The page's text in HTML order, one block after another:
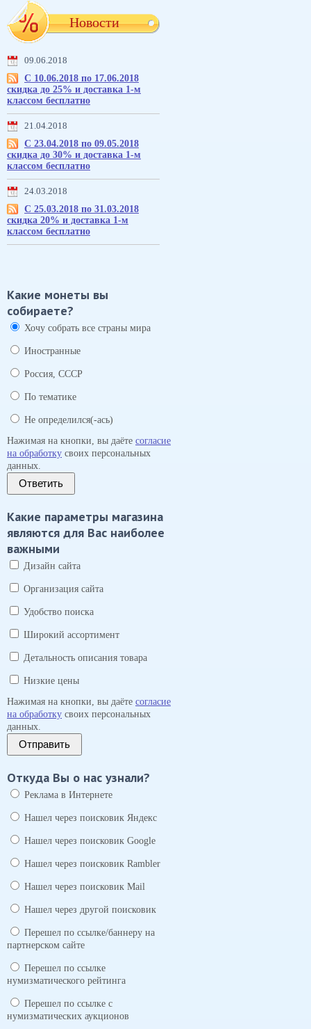
Новости
09.06.2018
С 10.06.2018 по 17.06.2018
скидка до 25% и доставка 1-м
классом бесплатно
21.04.2018
С 23.04.2018 по 09.05.2018
скидка до 30% и доставка 1-м
классом бесплатно
24.03.2018
С 25.03.2018 по 31.03.2018
скидка 20% и доставка 1-м
классом бесплатно
Какие монеты вы
собираете?
Хочу собрать все страны мира
Иностранные
Россия, СССР
По тематике
Не определился(-ась)
Нажимая на кнопки, вы даёте согласие
на обработку своих персональных
данных.
Ответить
Какие параметры магазина
являются для Вас наиболее
важными
Дизайн сайта
Организация сайта
Удобство поиска
Широкий ассортимент
Детальность описания товара
Низкие цены
Нажимая на кнопки, вы даёте согласие
на обработку своих персональных
данных.
Отправить
Откуда Вы о нас узнали?
Реклама в Интернете
Нашел через поисковик Яндекс
Нашел через поисковик Google
Нашел через поисковик Rambler
Нашел через поисковик Mail
Нашел через другой поисковик
Перешел по ссылке/баннеру на
партнерском сайте
Перешел по ссылке
нумизматического рейтинга
Перешел по ссылке с
нумизматических аукционов